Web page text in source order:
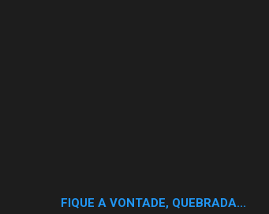
FIQUE A VONTADE, QUEBRADA...